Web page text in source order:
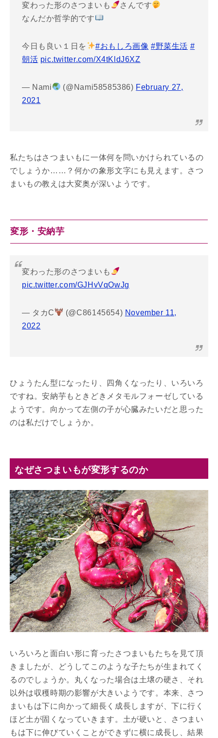
変わった形のさつまいも
さんです
なんだか哲学的です
今日も良い１日を #おもしろ画像 #野菜生活 #
朝活 pic.twitter.com/X4tKldJ6XZ
— Nami (@Nami58585386) February 27,
2021
私たちはさつまいもに一体何を問いかけられているの
でしょうか……？何かの象形文字にも見えます。さつ
まいもの教えは大変奥が深いようです。
変形・安納芋
変わった形のさつまいも
pic.twitter.com/GJHvVqOwJg
— タカC (@C86145654) November 11,
2022
ひょうたん型になったり、四角くなったり、いろいろ
ですね。安納芋もときどきメタモルフォーゼしている
ようです。向かって左側の子が心臓みたいだと思った
のは私だけでしょうか。
なぜさつまいもが変形するのか
いろいろと面白い形に育ったさつまいもたちを見て頂
きましたが、どうしてこのような子たちが生まれてく
るのでしょうか。丸くなった場合は土壌の硬さ、それ
以外は収穫時期の影響が大きいようです。本来、さつ
まいもは下に向かって細長く成長しますが、下に行く
ほど土が固くなっていきます。土が硬いと、さつまい
もは下に伸びていくことができずに横に成長し、結果